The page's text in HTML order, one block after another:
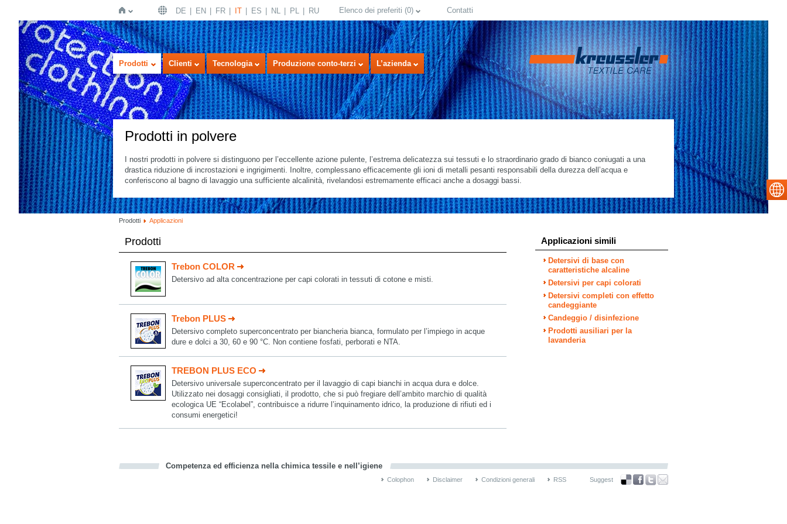
Home
DE EN FR IT ES NL PL RU Elenco dei preferiti (0) Contatti
Prodotti Clienti Tecnologia Produzione conto-terzi L’azienda
Prodotti in polvere
I nostri prodotti in polvere si distinguono per l’eccellente azione pulente, l’estrema delicatezza sui tessuti e lo straordinario grado di bianco coniugati a una
drastica riduzione di incrostazioni e ingrigimenti. Inoltre, complessano efficacemente gli ioni di metalli pesanti responsabili della durezza dell’acqua e
conferiscono al bagno di lavaggio una sufficiente alcalinità, rivelandosi estremamente efficaci anche a dosaggi bassi.
Prodotti Applicazioni
Prodotti
Trebon COLOR
Detersivo ad alta concentrazione per capi colorati in tessuti di cotone e misti.
Trebon PLUS
Detersivo completo superconcentrato per biancheria bianca, formulato per l’impiego in acque
dure e dolci a 30, 60 e 90 °C. Non contiene fosfati, perborati e NTA.
TREBON PLUS ECO
Detersivo universale superconcentrato per il lavaggio di capi bianchi in acqua dura e dolce.
Utilizzato nei dosaggi consigliati, il prodotto, che si può fregiare dell’ambito marchio di qualità
ecologica UE “Ecolabel”, contribuisce a ridurre l’inquinamento idrico, la produzione di rifiuti ed i
consumi energetici!
Applicazioni simili
Detersivi di base con
caratteristiche alcaline
Detersivi per capi colorati
Detersivi completi con effetto
candeggiante
Candeggio / disinfezione
Prodotti ausiliari per la
lavanderia
Competenza ed efficienza nella chimica tessile e nell’igiene
Colophon Disclaimer Condizioni generali RSS Suggest
select language